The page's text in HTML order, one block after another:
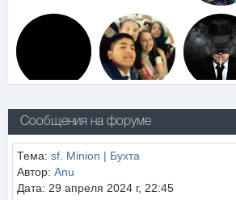
Сообщения на форуме
Тема: sf. Minion | Бухта
Автор: Anu
Дата: 29 апреля 2024 г, 22:45